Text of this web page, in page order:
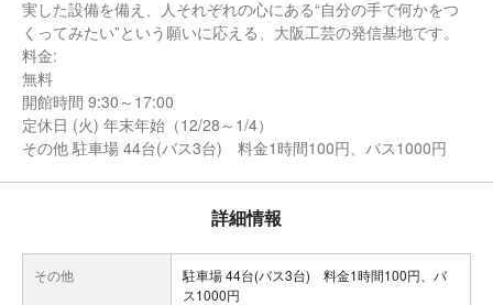
実した設備を備え、人それぞれの心にある“自分の手で何かをつ
くってみたい”という願いに応える、大阪工芸の発信基地です。
料金:
無料
開館時間 9:30～17:00
定休日 (火) 年末年始（12/28～1/4）
その他 駐車場 44台(バス3台) 料金1時間100円、バス1000円
詳細情報
その他
駐車場 44台(バス3台) 料金1時間100円、バ
ス1000円